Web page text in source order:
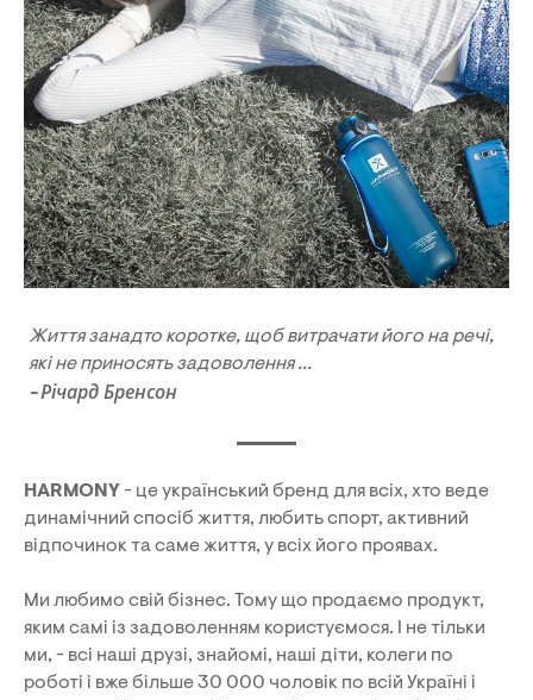
Життя занадто коротке, щоб витрачати його на речі,
які не приносять задоволення ...
-Річард Бренсон
HARMONY - це український бренд для всіх, хто веде
динамічний спосіб життя, любить спорт, активний
відпочинок та саме життя, у всіх його проявах.
Ми любимо свій бізнес. Тому що продаємо продукт,
яким самі із задоволенням користуємося. І не тільки
ми, - всі наші друзі, знайомі, наші діти, колеги по
роботі і вже більше 30 000 чоловік по всій Україні і